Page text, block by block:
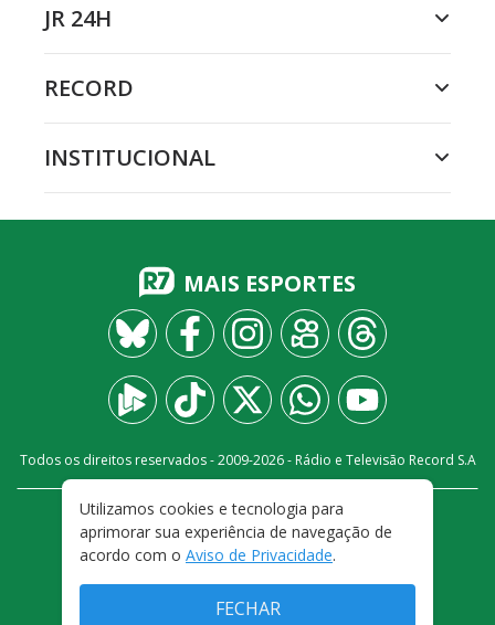
JR 24H
RECORD
INSTITUCIONAL
MAIS ESPORTES
Todos os direitos reservados - 2009-2026- Rádio e Televisão Record S.A
FALE CONOSCO
PRIVACIDADE
TERMOS E CONDIÇÕES DE USO
Utilizamos cookies e tecnologia para
aprimorar sua experiência de navegação de
acordo com o Aviso de Privacidade.
FECHAR